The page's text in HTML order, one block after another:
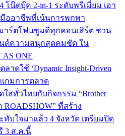
โน๊ตบุ๊ค 2-in-1 ระดับพรีเมี่ยม เอา
มืออาชีพที่เน้นการพกพา
มาร์ตโฟนซูมดีทุกคอนเสิร์ต ชวน
นต์ความสนุกสุดคมชัด ใน
ONE
าดใช้ ‘Dynamic Insight-Driven
เกมการตลาด
สทั่วไทยกับกิจกรรม “Brother
ที่สร้าง
บใจมาแล้ว 4 จังหวัด เตรียมปิด
3 ส.ค.นี้